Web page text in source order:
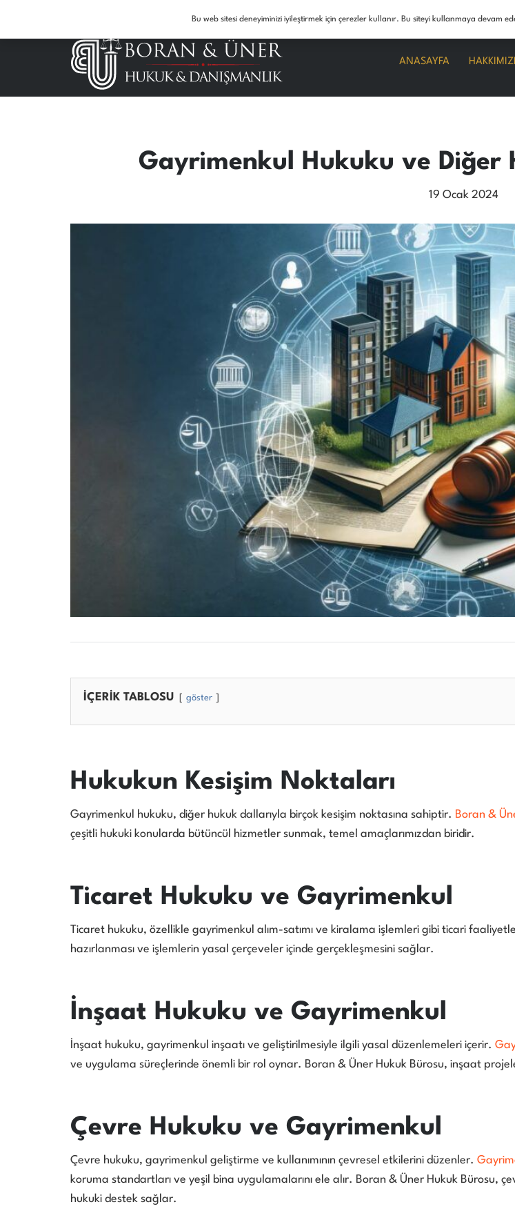
Acil Avukat Desteği: 05327016501 – 05334975037 info@boranunerhukuk.com
ANASAYFA
Gayrimenkul Hukuku ve Diğer
19 Ocak 2024
İÇERİK TABLOSU göster
Hukukun Kesişim Noktaları
Gayrimenkul hukuku, diğer hukuk dallarıyla birçok kesişim noktasına sahiptir. Boran &
çeşitli hukuki konularda bütüncül hizmetler sunmak, temel amaçlarımızdan biridir.
Ticaret Hukuku ve Gayrimenkul
Ticaret hukuku, özellikle gayrimenkul alım-satımı ve kiralama işlemleri gibi ticari
hazırlanması ve işlemlerin yasal çerçeveler içinde gerçekleşmesini sağlar.
İnşaat Hukuku ve Gayrimenkul
İnşaat hukuku, gayrimenkul inşaatı ve geliştirilmesiyle ilgili yasal düzenlemeleri içerir.
ve uygulama süreçlerinde önemli bir rol oynar. Boran & Üner Hukuk Bürosu, inşaat
Çevre Hukuku ve Gayrimenkul
Çevre hukuku, gayrimenkul geliştirme ve kullanımının çevresel etkilerini düzenler.
koruma standartları ve yeşil bina uygulamalarını ele alır. Boran & Üner Hukuk Bürosu,
hukuki destek sağlar.
Bu web sitesi deneyiminizi iyileştirmek için çerezler kullanır. Bu siteyi kullanmaya devam